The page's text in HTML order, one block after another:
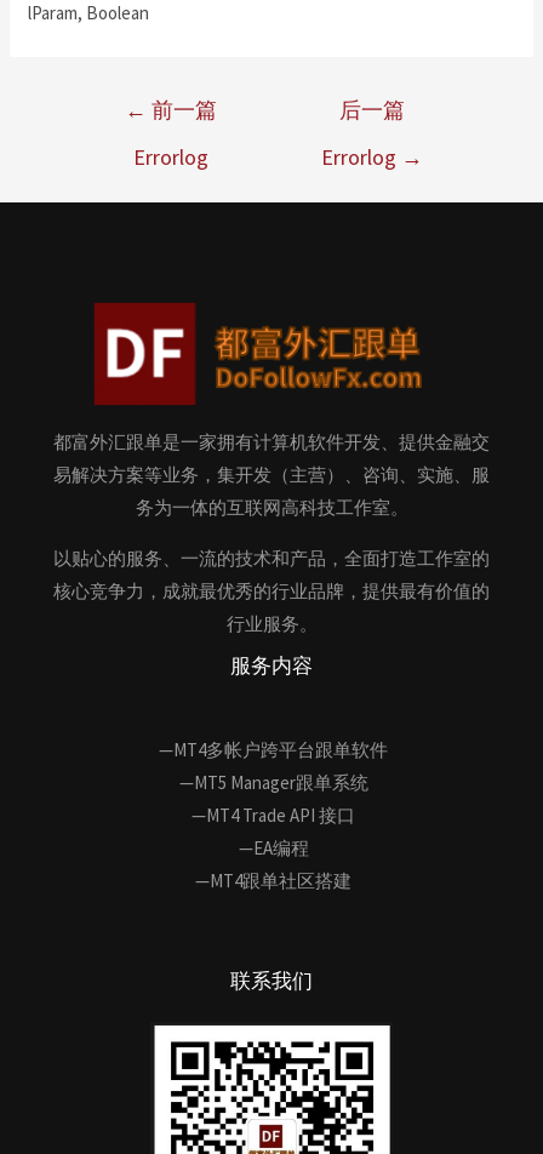
lParam, Boolean
← 前一篇
Errorlog
后一篇
Errorlog →
都富外汇跟单是一家拥有计算机软件开发、提供金融交
易解决方案等业务，集开发（主营）、咨询、实施、服
务为一体的互联网高科技工作室。
以贴心的服务、一流的技术和产品，全面打造工作室的
核心竞争力，成就最优秀的行业品牌，提供最有价值的
行业服务。
服务内容
—MT4多帐户跨平台跟单软件
—MT5 Manager跟单系统
—MT4 Trade API 接口
—EA编程
—MT4跟单社区搭建
联系我们